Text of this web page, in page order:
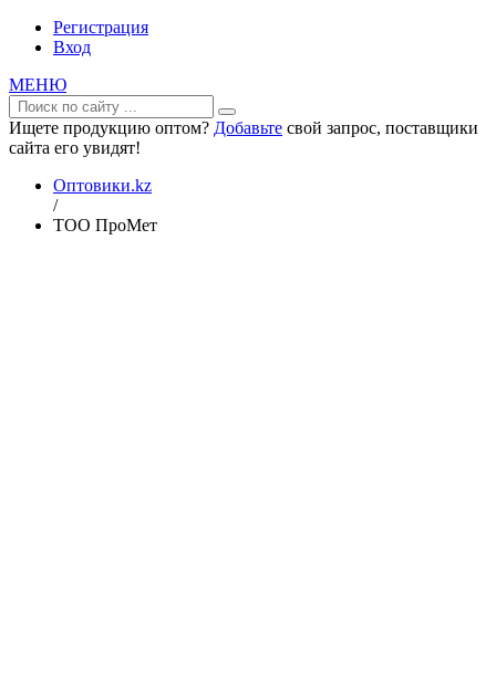
Регистрация
Вход
МЕНЮ
Ищете продукцию оптом? Добавьте свой запрос, поставщики
сайта его увидят!
Оптовики.kz
/
ТОО ПроМет